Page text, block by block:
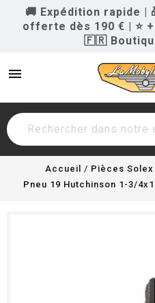
🚚 Expédition rapide |
offerte dès 190 € | ⭐
🇫🇷
menu
Accueil Pièces Solex
Pneu 19 Hutchinson 1-3/